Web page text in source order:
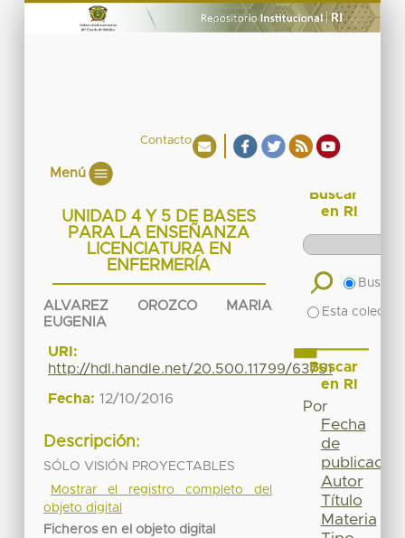
Contacto
Menú
UNIDAD 4 Y 5 DE BASES
PARA LA ENSEÑANZA
LICENCIATURA EN
ENFERMERÍA
ALVAREZ OROZCO MARIA
EUGENIA
URI:
http://hdl.handle.net/20.500.11799/63751
Fecha: 12/10/2016
Descripción:
SÓLO VISIÓN PROYECTABLES
Mostrar el registro completo del
objeto digital
Ficheros en el objeto digital
Buscar
en RI
Buscar
Esta
Buscar
en RI
Por
Fecha
de
publicación
Autor
Título
Materia